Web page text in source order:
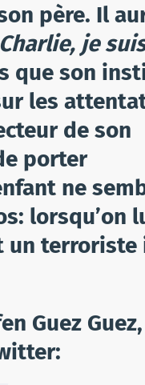
père. Il
je
que son
les
de son
porter
ne
lorsqu’on
un terroriste
Guez